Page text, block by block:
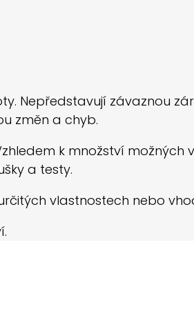
Nepředstavují závaznou
změn a chyb.
k množství možných
a testy.
vlastnostech nebo